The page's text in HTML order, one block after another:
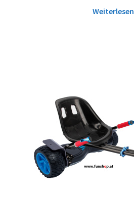
Weiterlesen